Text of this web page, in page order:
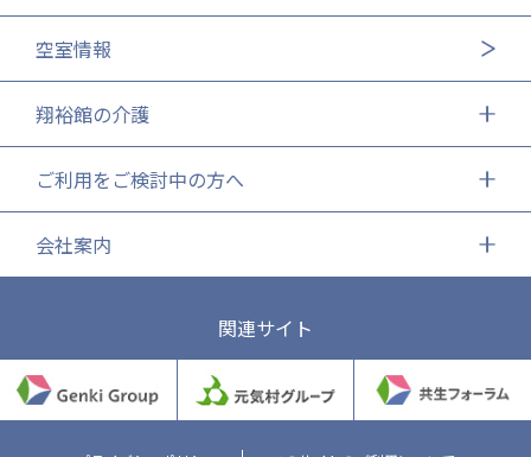
空室情報
翔裕館の介護
ご利用をご検討中の方へ
会社案内
関連サイト